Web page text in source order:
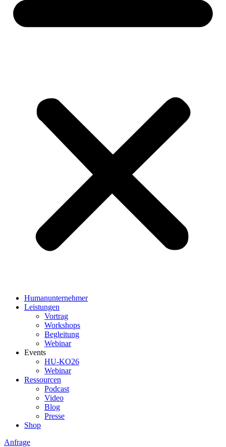
Humanunternehmer
Leistungen
Vortrag
Workshops
Begleitung
Webinar
Events
HU-KO26
Webinar
Ressourcen
Podcast
Video
Blog
Presse
Shop
Anfrage